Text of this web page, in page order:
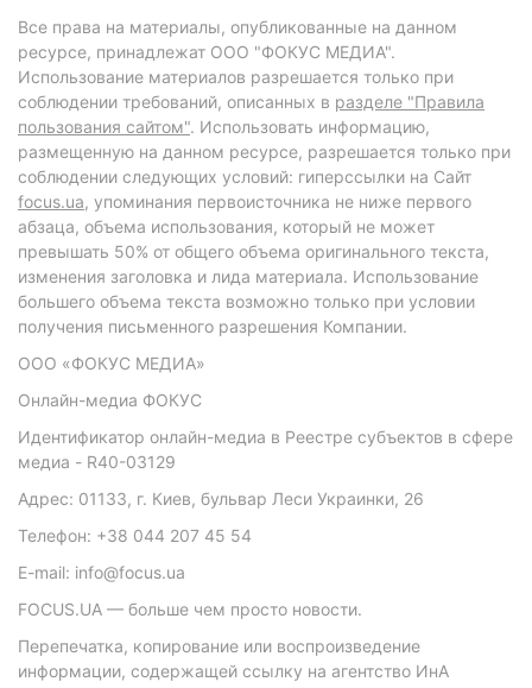
Все права на материалы, опубликованные на данном
ресурсе, принадлежат ООО "ФОКУС МЕДИА".
Использование материалов разрешается только при
соблюдении требований, описанных в разделе "Правила
пользования сайтом". Использовать информацию,
размещенную на данном ресурсе, разрешается только при
соблюдении следующих условий: гиперссылки на Сайт
focus.ua, упоминания первоисточника не ниже первого
абзаца, объема использования, который не может
превышать 50% от общего объема оригинального текста,
изменения заголовка и лида материала. Использование
большего объема текста возможно только при условии
получения письменного разрешения Компании.
ООО «ФОКУС МЕДИА»
Онлайн-медиа ФОКУС
Идентификатор онлайн-медиа в Реестре субъектов в сфере
медиа - R40-03129
Адрес: 01133, г. Киев, бульвар Леси Украинки, 26
Телефон: +38 044 207 45 54
E-mail: info@focus.ua
FOCUS.UA — больше чем просто новости.
Перепечатка, копирование или воспроизведение
информации, содержащей ссылку на агентство ИнА